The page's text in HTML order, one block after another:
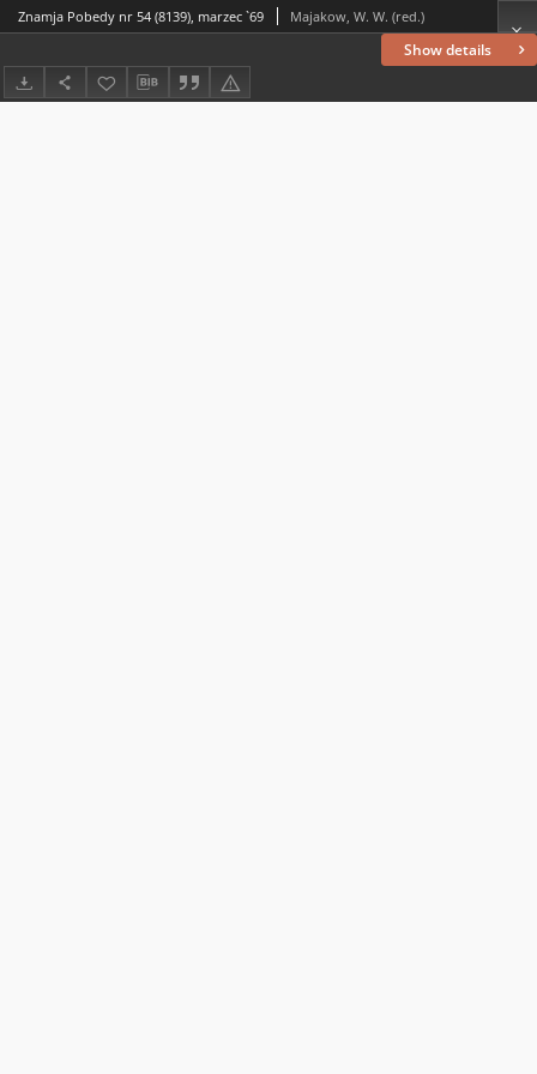
Show details
Znamja Pobedy nr 54 (8139), marzec `69 Majakow, W. W. (red.)